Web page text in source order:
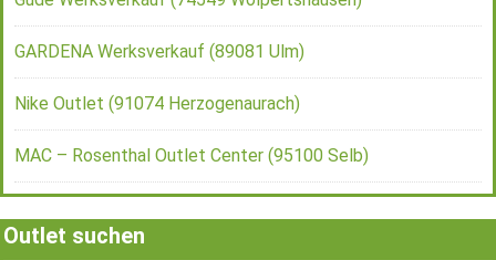
GARDENA Werksverkauf (89081 Ulm)
Nike Outlet (91074 Herzogenaurach)
MAC – Rosenthal Outlet Center (95100 Selb)
Outlet suchen